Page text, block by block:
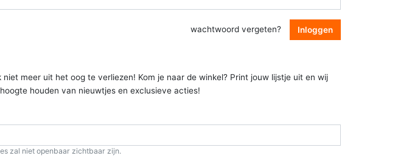
wachtwoord vergeten? Inloggen
meer uit het oog te verliezen! Kom je naar de winkel? Print jouw lijstje uit en wij
houden van nieuwtjes en exclusieve acties!
zal niet openbaar zichtbaar zijn.